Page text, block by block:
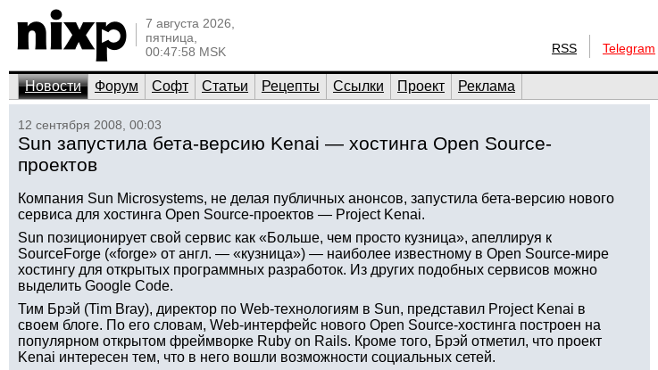
7 августа 2026,
пятница,
00:47:58 MSK
RSS Telegram
Новости Форум Софт Статьи Рецепты Ссылки Проект Реклама
12 сентября 2008, 00:03
Sun запустила бета-версию Kenai — хостинга Open Source-
проектов
Компания Sun Microsystems, не делая публичных анонсов, запустила бета-версию нового
сервиса для хостинга Open Source-проектов — Project Kenai.
Sun позиционирует свой сервис как «Больше, чем просто кузница», апеллируя к
SourceForge («forge» от англ. — «кузница») — наиболее известному в Open Source-мире
хостингу для открытых программных разработок. Из других подобных сервисов можно
выделить Google Code.
Тим Брэй (Tim Bray), директор по Web-технологиям в Sun, представил Project Kenai в
своем блоге. По его словам, Web-интерфейс нового Open Source-хостинга построен на
популярном открытом фреймворке Ruby on Rails. Кроме того, Брэй отметил, что проект
Kenai интересен тем, что в него вошли возможности социальных сетей.